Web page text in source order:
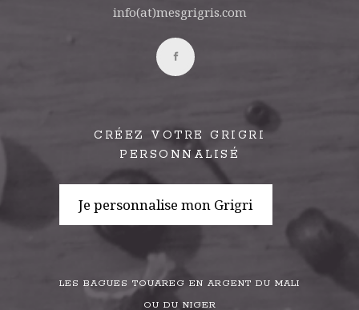
info(at)mesgrigris.com
CRÉEZ VOTRE GRIGRI
PERSONNALISÉ
Je personnalise mon Grigri
LES BAGUES TOUAREG EN ARGENT DU MALI
OU DU NIGER